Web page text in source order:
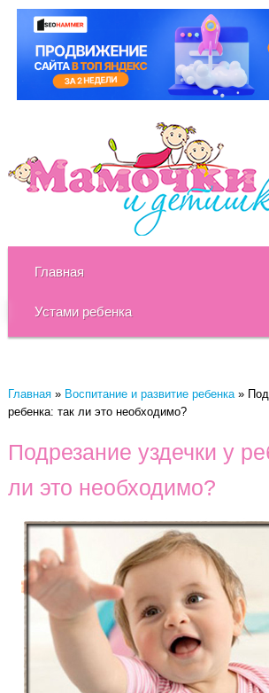
Главная
Устами ребенка
Главная» Воспитание и развитие ребенка»
ребенка: так ли это необходимо?
Подрезание уздечки у
ли это необходимо?